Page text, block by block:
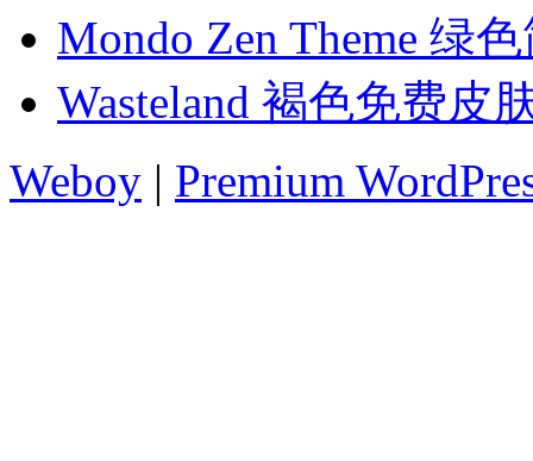
Mondo Zen Theme 绿
Wasteland 褐色免费皮
Weboy | Premium